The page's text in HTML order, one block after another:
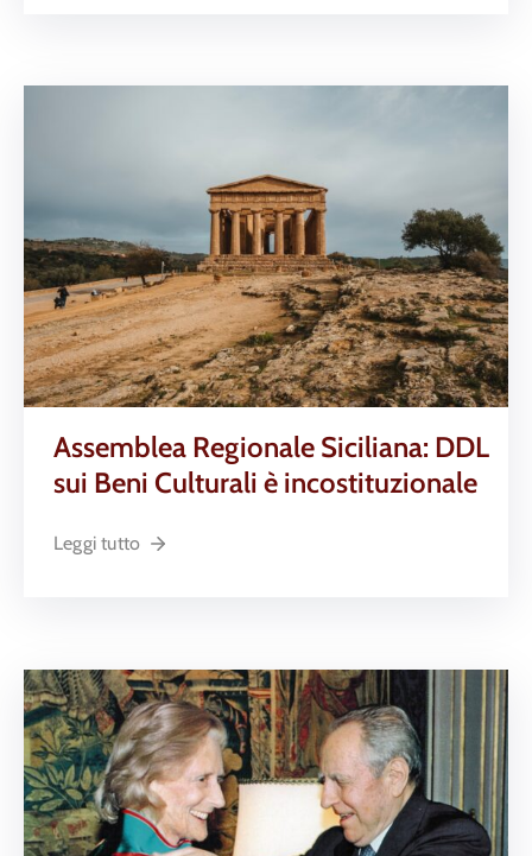
Assemblea Regionale Siciliana: DDL
sui Beni Culturali è incostituzionale
Leggi tutto